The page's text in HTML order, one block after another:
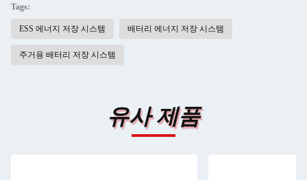
Tags:
ESS 에너지 저장 시스템 배터리 에너지 저장 시스템
주거용 배터리 저장 시스템
유사 제품